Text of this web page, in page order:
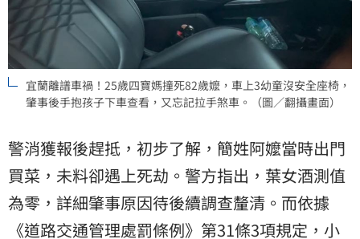
宜蘭離譜車禍！25歲四寶媽撞死82歲嬤，車上3幼童沒安全座椅，
肇事後手抱孩子下車查看，又忘記拉手煞車。（圖／翻攝畫面）
警消獲報後趕抵，初步了解，簡姓阿嬤當時出門
買菜，未料卻遇上死劫。警方指出，葉女酒測值
為零，詳細肇事原因待後續調查釐清。而依據
《道路交通管理處罰條例》第31條3項規定，小